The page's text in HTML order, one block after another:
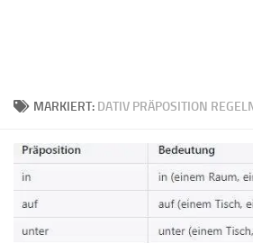
MARKIERT: DATIV PRÄPOSITION